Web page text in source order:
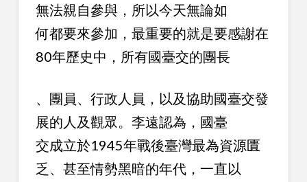
無法親自參與，所以今天無論如
何都要來參加，最重要的就是要感謝在
80年歷史中，所有國臺交的團長
、團員、行政人員，以及協助國臺交發
展的人及觀眾。李遠認為，國臺
交成立於1945年戰後臺灣最為資源匱
乏、甚至情勢黑暗的年代，一直以